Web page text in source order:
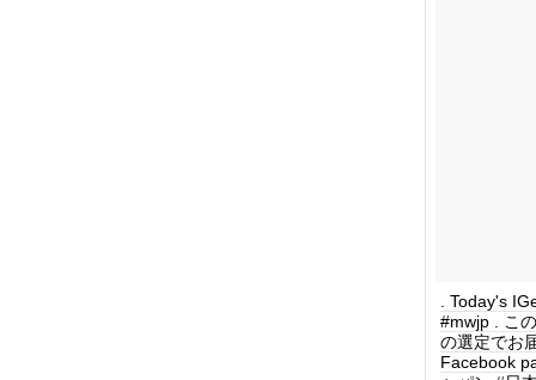
. Today's
#mwjp . こ
の選定でお
Facebook